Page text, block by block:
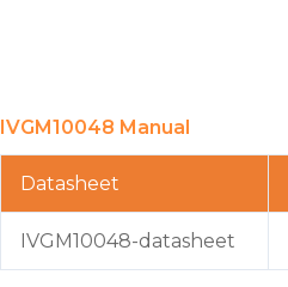
IVGM10048 Manual
Datasheet
IVGM10048-datasheet